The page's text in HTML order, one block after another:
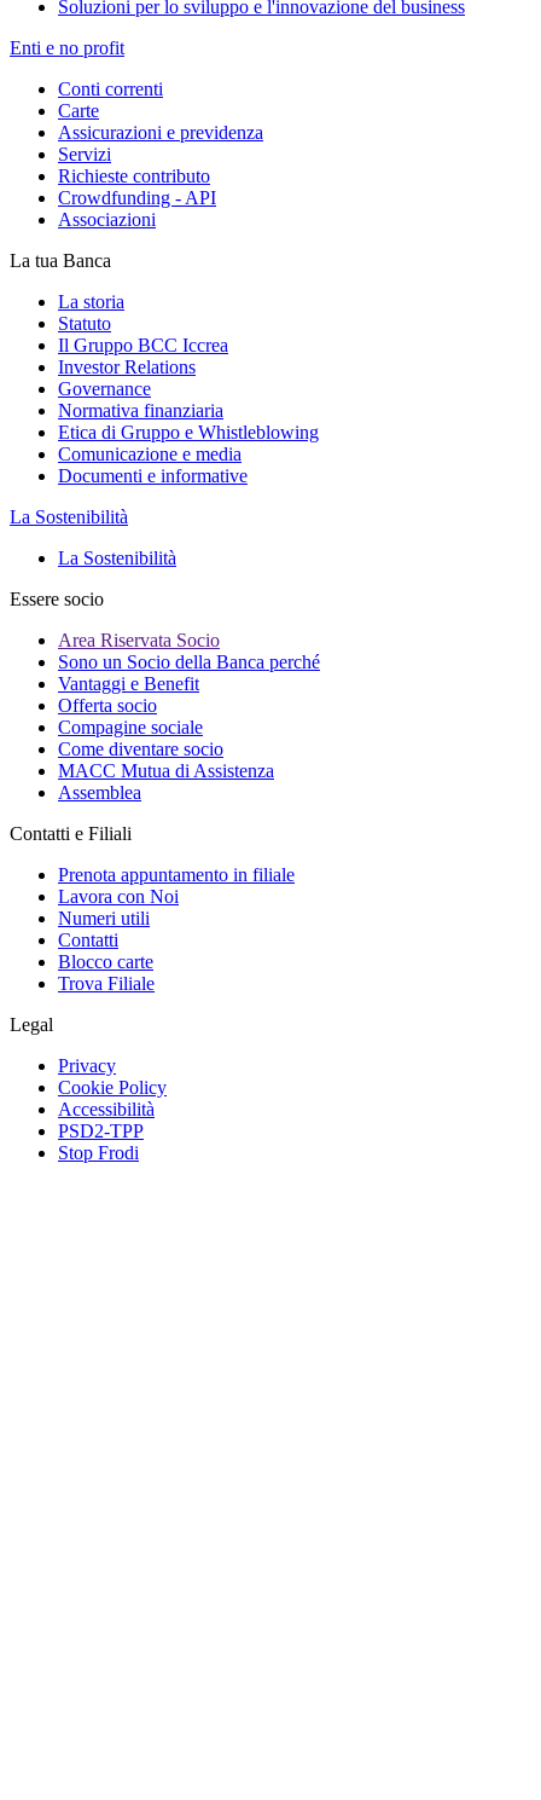
Soluzioni per lo sviluppo e l'innovazione del business
Enti e no profit
Conti correnti
Carte
Assicurazioni e previdenza
Servizi
Richieste contributo
Crowdfunding - API
Associazioni
La tua Banca
La storia
Statuto
Il Gruppo BCC Iccrea
Investor Relations
Governance
Normativa finanziaria
Etica di Gruppo e Whistleblowing
Comunicazione e media
Documenti e informative
La Sostenibilità
La Sostenibilità
Essere socio
Area Riservata Socio
Sono un Socio della Banca perché
Vantaggi e Benefit
Offerta socio
Compagine sociale
Come diventare socio
MACC Mutua di Assistenza
Assemblea
Contatti e Filiali
Prenota appuntamento in filiale
Lavora con Noi
Numeri utili
Contatti
Blocco carte
Trova Filiale
Legal
Privacy
Cookie Policy
Accessibilità
PSD2-TPP
Stop Frodi